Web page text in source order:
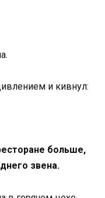
и кивнул:
больше,
звена.